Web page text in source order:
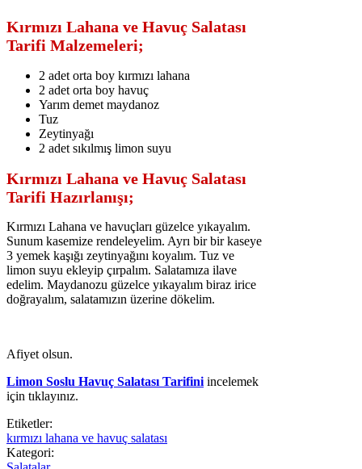
Kırmızı Lahana ve Havuç Salatası
Tarifi Malzemeleri;
2 adet orta boy kırmızı lahana
2 adet orta boy havuç
Yarım demet maydanoz
Tuz
Zeytinyağı
2 adet sıkılmış limon suyu
Kırmızı Lahana ve Havuç Salatası
Tarifi Hazırlanışı;
Kırmızı Lahana ve havuçları güzelce yıkayalım.
Sunum kasemize rendeleyelim. Ayrı bir bir kaseye
3 yemek kaşığı zeytinyağını koyalım. Tuz ve
limon suyu ekleyip çırpalım. Salatamıza ilave
edelim. Maydanozu güzelce yıkayalım biraz irice
doğrayalım, salatamızın üzerine dökelim.
Afiyet olsun.
Limon Soslu Havuç Salatası Tarifini incelemek
için tıklayınız.
Etiketler:
kırmızı lahana ve havuç salatası
Kategori: